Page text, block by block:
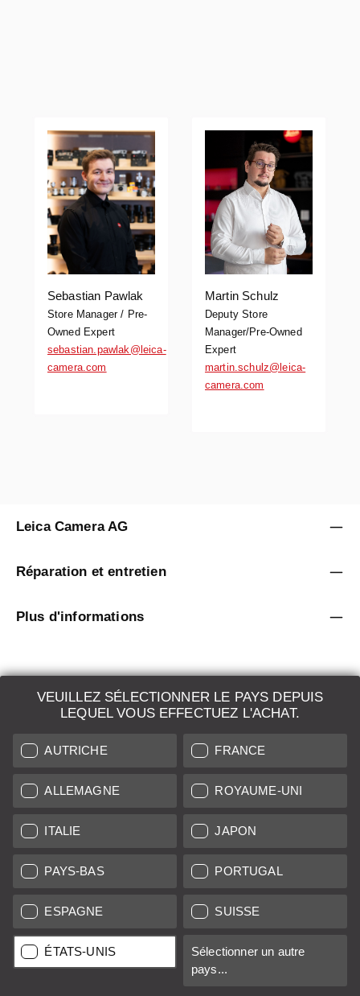
Sebastian Pawlak
Store Manager / Pre-
Owned Expert
sebastian.pawlak@leica-
camera.com
Martin Schulz
Deputy Store
Manager/Pre-Owned
Expert
martin.schulz@leica-
camera.com
VEUILLEZ SÉLECTIONNER LE PAYS DEPUIS
LEQUEL VOUS EFFECTUEZ L'ACHAT.
AUTRICHE FRANCE
ALLEMAGNE ROYAUME-UNI
ITALIE JAPON
PAYS-BAS PORTUGAL
ESPAGNE SUISSE
ÉTATS-UNIS
Sélectionner un autre
pays...
Leica Camera AG
Réparation et entretien
Plus d'informations
LEICA SYSTEMS
ESTIMATION
DEMANDE DE RECHERCHE
VENTES AUX ENCHÈRES
LEICA STORES
Tous les prix des vendeurs basés dans l'UE/UK incluent la TVA,
sauf indication contraire.